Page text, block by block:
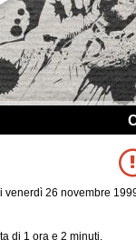
venerdì 26 novembre
di 1 ora e 2 minuti.